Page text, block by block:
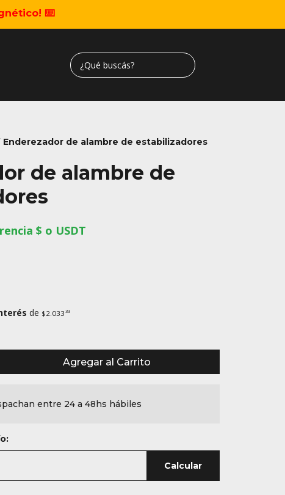
⌨️
Enderezador de alambre de estabilizadores
de alambre de
$ o USDT
de $2.033 33
Agregar al Carrito
entre 24 a 48hs hábiles
Calcular